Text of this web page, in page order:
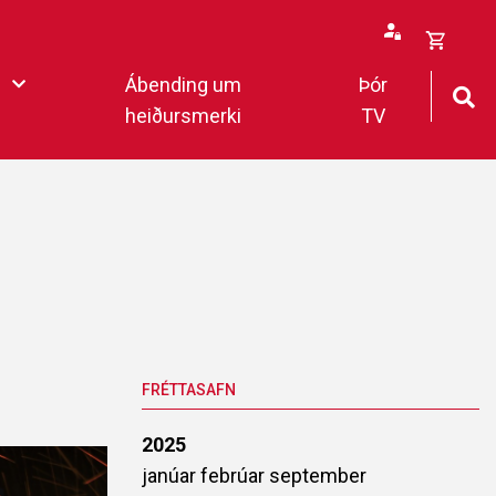
Ábending um
heiðursmerki
Þór
TV
Opna
körfu
FRÉTTASAFN
2025
janúarfebrúar september